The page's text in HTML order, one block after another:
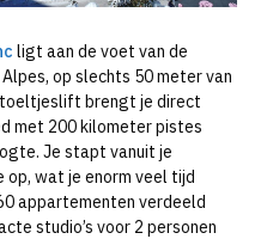
ligt aan de voet van de
op slechts 50 meter van
brengt je direct
met 200 kilometer pistes
Je stapt vanuit je
wat je enorm veel tijd
appartementen verdeeld
studio’s voor 2 personen